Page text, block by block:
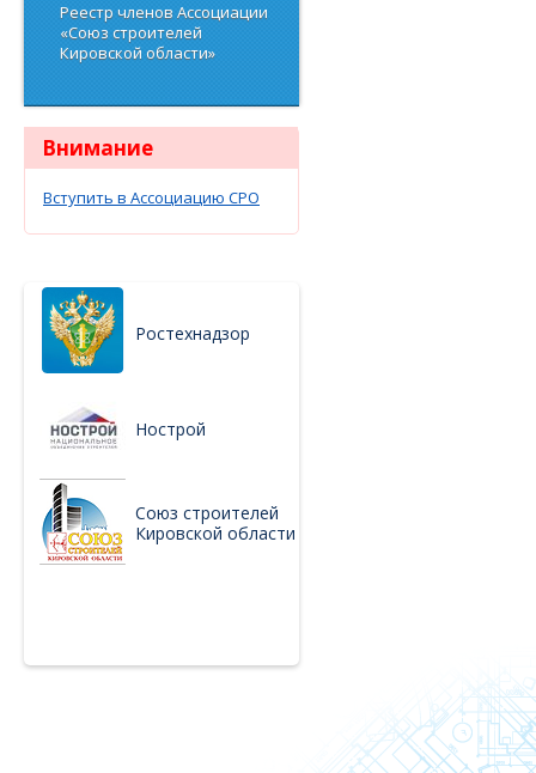
Реестр членов Ассоциации
«Союз строителей
Кировской области»
Внимание
Вступить в Ассоциацию СРО
Ростехнадзор
Нострой
Союз строителей
Кировской области